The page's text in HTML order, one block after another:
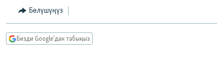
МАДАНИЯТ
ТВ ПРОГРАММАЛАР
ЭКСПЕРТТЕР ТАЛДАЙТ
ӨЗГӨЧӨ ПИКИР
Бөлүшүңүз
Бизди Google'дан табыңыз